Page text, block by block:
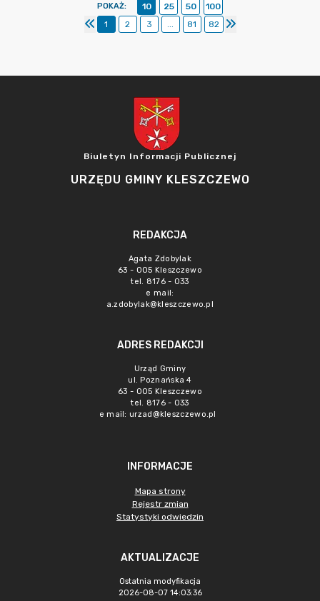
POKAŻ: 10 25 50
100
1
2 3 ... 81 82
Biuletyn Informacji Publicznej
URZĘDU GMINY KLESZCZEWO
REDAKCJA
Agata Zdobylak
63 - 005 Kleszczewo
tel. 8176 - 033
e mail:
a.zdobylak@kleszczewo.pl
ADRES REDAKCJI
Urząd Gminy
ul. Poznańska 4
63 - 005 Kleszczewo
tel. 8176 - 033
e mail: urzad@kleszczewo.pl
INFORMACJE
Mapa strony
Rejestr zmian
Statystyki odwiedzin
AKTUALIZACJE
Ostatnia modyfikacja
2026-08-07 14:03:36